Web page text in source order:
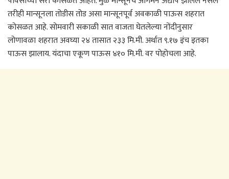
तरीही मान्सूनला तोडीस तोड असा मान्सूनपूर्व अवकाळी पाऊस शहरात
कोसळत आहे. सोमवारी सकाळी सात वाजता घेतलेल्या नोंदीनुसार
लोणावळा शहरात अवघ्या २४ तासात २३३ मि.मी. अर्थात ९.१७ इंच इतका
पाऊस झालाय. यंदाचा एकूण पाऊस ४१० मि.मी. वर पोहोचला आहे.